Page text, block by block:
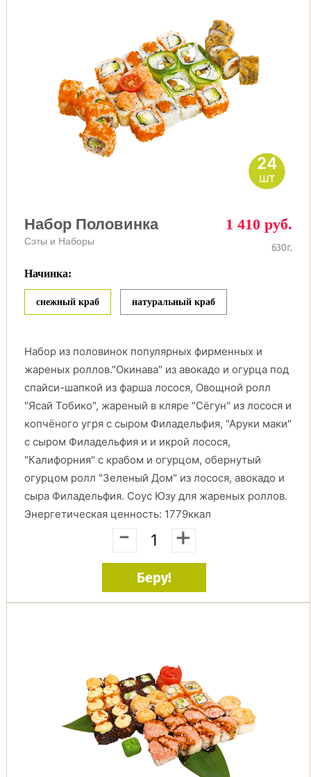
24
шт
Набор Половинка
Сэты и Наборы
1 410 руб.
630г.
Начинка:
снежный краб натуральный краб
Набор из половинок популярных фирменных и
жареных роллов."Окинава" из авокадо и огурца под
спайси-шапкой из фарша лосося, Овощной ролл
"Ясай Тобико", жареный в кляре "Сёгун" из лосося и
копчёного угря с сыром Филадельфия, "Аруки маки"
с сыром Филадельфия и и икрой лосося,
"Калифорния" с крабом и огурцом, обернутый
огурцом ролл "Зеленый Дом" из лосося, авокадо и
сыра Филадельфия. Соус Юзу для жареных роллов.
Энергетическая ценность: 1779ккал
- +
Беру!